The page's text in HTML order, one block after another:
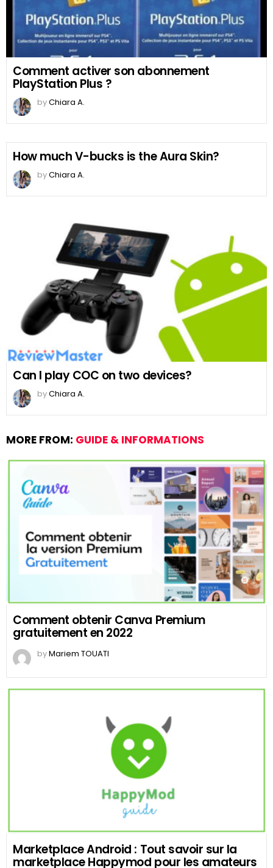
Comment activer son abonnement
PlayStation Plus ?
byChiara A.
How much V-bucks is the Aura Skin?
byChiara A.
Can I play COC on two devices?
byChiara A.
MORE FROM: GUIDE & INFORMATIONS
Comment obtenir Canva Premium
gratuitement en 2022
byMariem TOUATI
Marketplace Android : Tout savoir sur la
marketplace Happymod pour les amateurs